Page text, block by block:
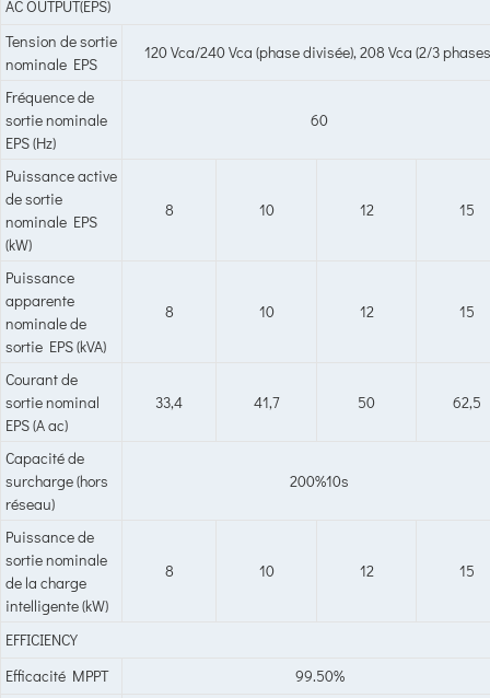
AC OUTPUT(EPS)
Tension de sortie
nominale EPS
120 Vca/240 Vca (phase divisée), 208 Vca (2/3
Fréquence de
sortie nominale
EPS (Hz)
60
Puissance active
de sortie
nominale EPS
(kW)
8 10 12 15
Puissance
apparente
nominale de
sortie EPS (kVA)
8 10 12 15
Courant de
sortie nominal
EPS (A ac)
33,4 41,7 50 62,5
Capacité de
surcharge (hors
réseau)
200%10s
Puissance de
sortie nominale
de la charge
intelligente (kW)
8 10 12 15
EFFICIENCY
Efficacité MPPT
99.50%